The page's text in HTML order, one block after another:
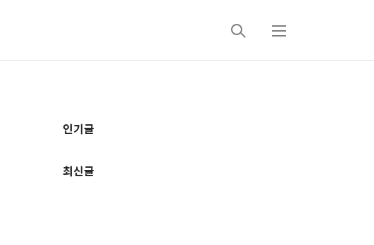
검
메
추
정
인기글
최신글